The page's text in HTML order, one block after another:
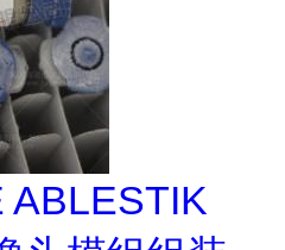
ABLESTIK